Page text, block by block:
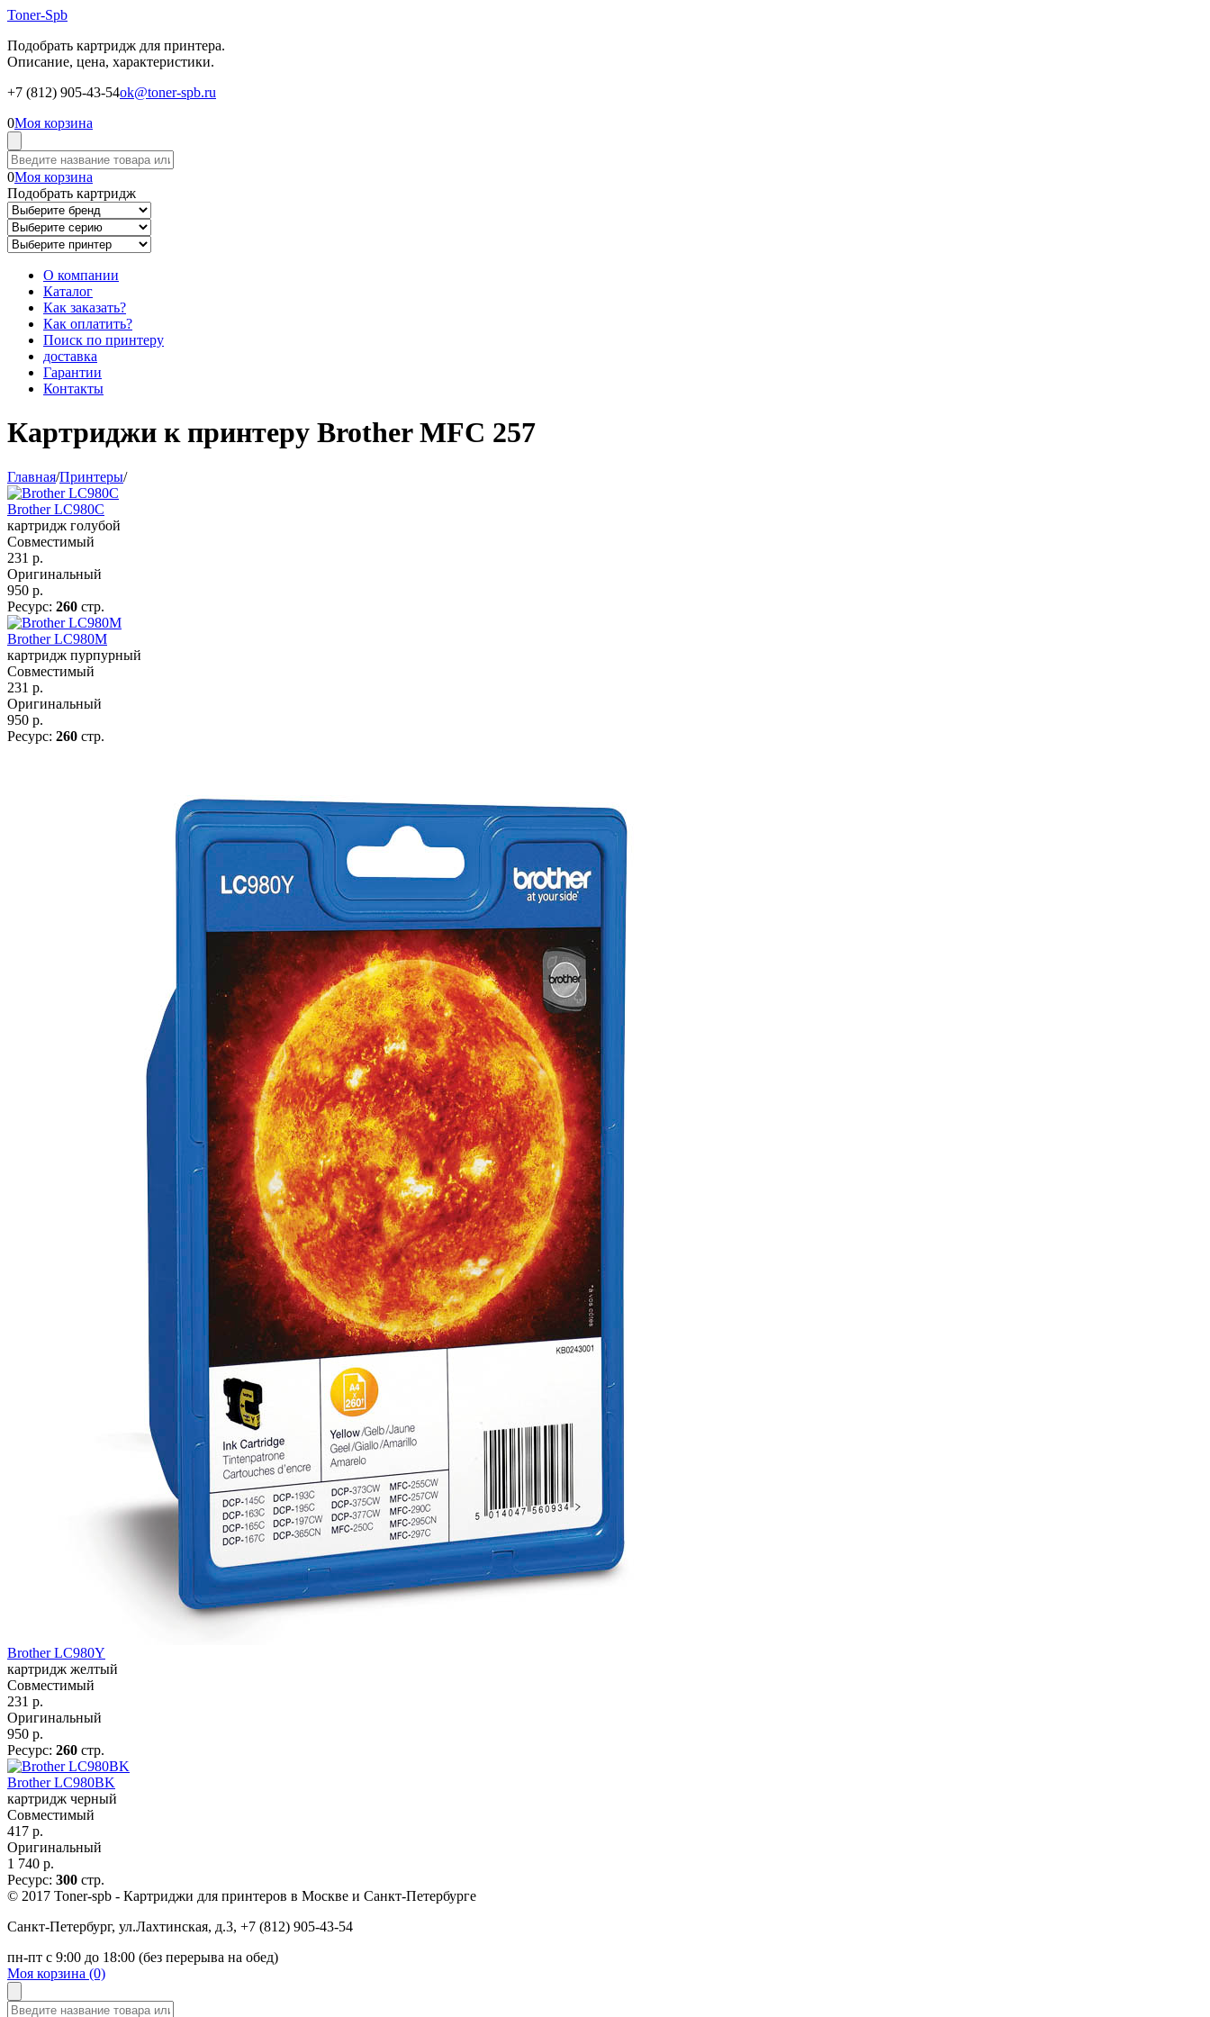
Toner-Spb
Подобрать картридж для принтера.
Описание, цена, характеристики.
+7 (812) 905-43-54ok@toner-spb.ru
0Моя корзина
0Моя корзина
Подобрать картридж
О компании
Каталог
Как заказать?
Как оплатить?
Поиск по принтеру
доставка
Гарантии
Контакты
Картриджи к принтеру Brother MFC 257
Главная/Принтеры/
Brother LC980C
картридж голубой
Совместимый
231 р.
Оригинальный
950 р.
Ресурс: 260 стр.
Brother LC980M
картридж пурпурный
Совместимый
231 р.
Оригинальный
950 р.
Ресурс: 260 стр.
Brother LC980Y
картридж желтый
Совместимый
231 р.
Оригинальный
950 р.
Ресурс: 260 стр.
Brother LC980BK
картридж черный
Совместимый
417 р.
Оригинальный
1 740 р.
Ресурс: 300 стр.
© 2017 Toner-spb - Картриджи для принтеров в Москве и Санкт-Петербурге
Санкт-Петербург, ул.Лахтинская, д.3, +7 (812) 905-43-54
пн-пт с 9:00 до 18:00 (без перерыва на обед)
Моя корзина (0)